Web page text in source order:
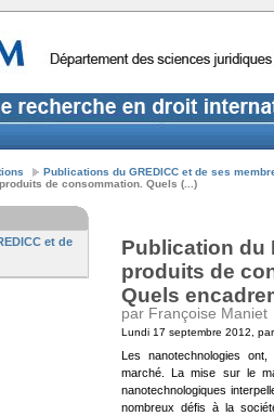
Publications du GREDICC et de ses
de consommation. Quels (...)
et de
Publication du
produits de
Quels
par Françoise Maniet
Lundi 17 septembre 2012, par
Les nanotechnologies
marché. La mise sur le
nanotechnologiques
nombreux défis à la